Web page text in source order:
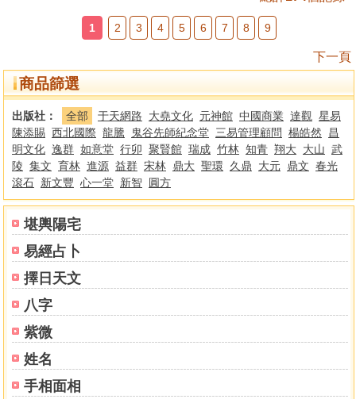
堪輿陽宅
易經占卜
擇日天文
八字
紫微
姓名
手相面相
1 2 3 4 5 6 7 8 9
下一頁
商品篩選
出版社： 全部 于天網路 大堯文化 元神館 中國商業 達觀 星易
陳添賜 西北國際 龍騰 鬼谷先師紀念堂 三易管理顧問 楊皓然
昌
明文化 逸群 如意堂 行卯 聚賢館 瑞成 竹林 知青 翔大 大山 武
陵 集文 育林 進源 益群 宋林 鼎大 聖環 久鼎 大元 鼎文 春光
滾石 新文豐 心一堂 新智 圓方